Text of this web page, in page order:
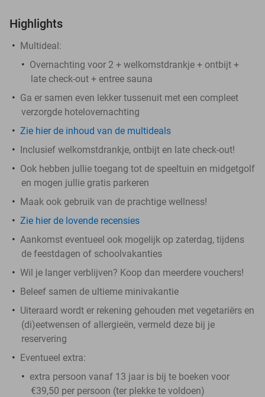
Highlights
Multideal:
Overnachting voor 2 + welkomstdrankje + ontbijt +
late check-out + entree sauna
Ga er samen even lekker tussenuit met een compleet
verzorgde hotelovernachting
Zie hier de inhoud van de multideals
Inclusief welkomstdrankje, ontbijt en late check-out!
Ook hebben jullie toegang tot de speeltuin en midgetgolf
en mogen jullie gratis parkeren
Maak ook gebruik van de prachtige wellness!
Zie hier de lovende recensies
Aankomst eventueel ook mogelijk op zaterdag, tijdens
de feestdagen of schoolvakanties
Wil je langer verblijven? Koop dan meerdere vouchers!
Beleef samen de ultieme minivakantie
Uiteraard wordt er rekening gehouden met vegetariërs en
(di)eetwensen of allergieën, vermeld deze bij je
reservering
Eventueel extra:
extra persoon vanaf 13 jaar is bij te boeken voor
€39,50 per persoon (ter plekke te voldoen)